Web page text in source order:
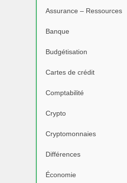
Assurance – Ressources
Banque
Budgétisation
Cartes de crédit
Comptabilité
Crypto
Cryptomonnaies
Différences
Économie